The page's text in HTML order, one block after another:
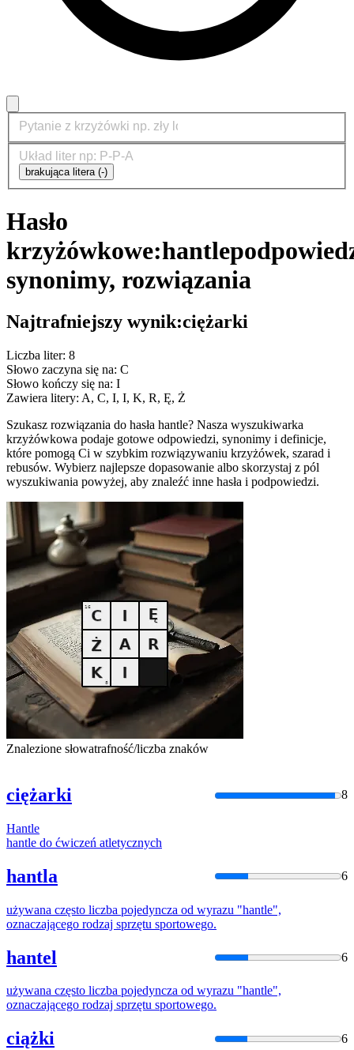
brakująca litera (-)
Hasło
krzyżówkowe:hantle
synonimy, rozwiązania
Najtrafniejszy wynik:ciężarki
Liczba liter: 8
Słowo zaczyna się na: C
Słowo kończy się na: I
Zawiera litery: A, C, I, I, K, R, Ę, Ż
Szukasz rozwiązania do hasła hantle? Nasza wyszukiwarka
krzyżówkowa podaje gotowe odpowiedzi, synonimy i definicje,
które pomogą Ci w szybkim rozwiązywaniu krzyżówek, szarad i
rebusów. Wybierz najlepsze dopasowanie albo skorzystaj z pól
wyszukiwania powyżej, aby znaleźć inne hasła i podpowiedzi.
Znalezione słowatrafność/liczba znaków
ciężarki 8
Hantle
hantle do ćwiczeń atletycznych
hantla 6
używana często liczba pojedyncza od wyrazu "hantle",
oznaczającego rodzaj sprzętu sportowego.
hantel 6
używana często liczba pojedyncza od wyrazu "hantle",
oznaczającego rodzaj sprzętu sportowego.
ciążki 6